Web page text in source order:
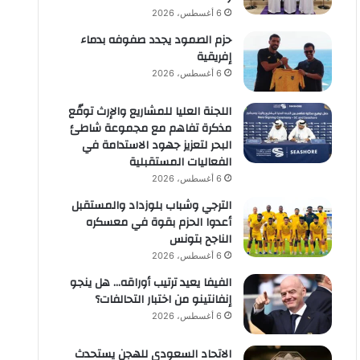
6 أغسطس، 2026
حزم الصمود يجدد صفوفه بدماء
إفريقية
6 أغسطس، 2026
اللجنة العليا للمشاريع والإرث توقّع
مذكرة تفاهم مع مجموعة شاطئ
البحر لتعزيز جهود الاستدامة في
الفعاليات المستقبلية
6 أغسطس، 2026
الترجي وشباب بلوزداد والمستقبل
أعدوا الحزم بقوة في معسكره
الناجح بتونس
6 أغسطس، 2026
الفيفا يعيد ترتيب أوراقه… هل ينجو
إنفانتينو من اختبار التحالفات؟
6 أغسطس، 2026
الاتحاد السعودي للهجن يستحدث